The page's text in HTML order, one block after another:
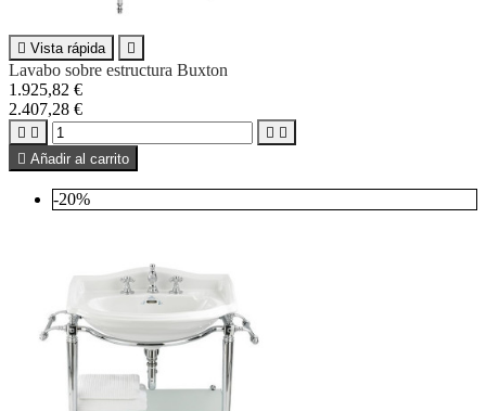
 Vista rápida 
Lavabo sobre estructura Buxton
1.925,82 €
2.407,28 €
   
 Añadir al carrito
-20%